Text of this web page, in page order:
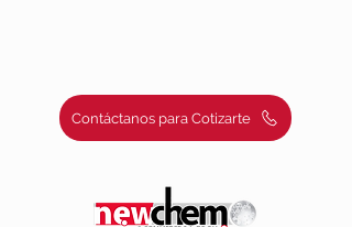
Contáctanos para Cotizarte